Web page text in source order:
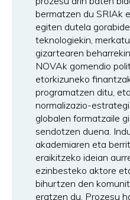
bermatzen du SRIAk
egiten dutela
teknologiekin,
gizartearen
NOVAk gomendio
etorkizuneko
programatzen ditu,
normalizazio-
globalen formatzaile
sendotzen duena.
akademiaren eta
eraikitzeko ideian
ezinbesteko aktore
bihurtzen den
eratzen du. Prozesu